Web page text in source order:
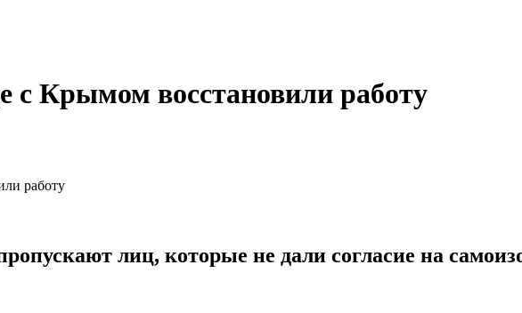
Крымом восстановили работу
лиц, которые не дали согласие на